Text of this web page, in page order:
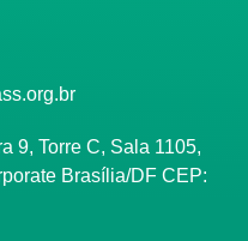
9, Torre C, Sala 1105,
Brasília/DF CEP: